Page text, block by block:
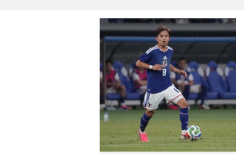
写真
スポーツ
文化
出版／映画
ファッション
写真
政治